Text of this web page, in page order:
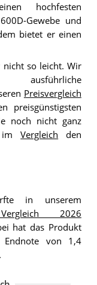
hochfesten
Gewebe und
bietet er einen
nicht so leicht. Wir
Preisvergleich
preisgünstigsten
noch nicht ganz
imVergleich den
in unserem
2026
hat das Produkt
von 1,4